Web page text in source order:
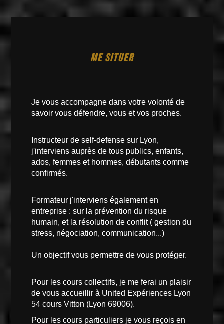
ME SITUER
Je vous accompagne dans votre volonté de
savoir vous défendre, vous et vos proches.
Instructeur de self-defense sur Lyon,
j'interviens auprès de tous publics, enfants,
ados, femmes et hommes, débutants comme
confirmés.
Formateur j'interviens également en
entreprise : sur la prévention du risque
humain, et la résolution de conflit ( gestion du
stress, négociation, communication...)
Un objectif vous permettre de vous protéger.
Pour les cours collectifs, je me ferai un plaisir
de vous accueillir à United Expériences Lyon
54 cours Vitton (Lyon 69006).
Pour les cours particuliers je vous reçois en